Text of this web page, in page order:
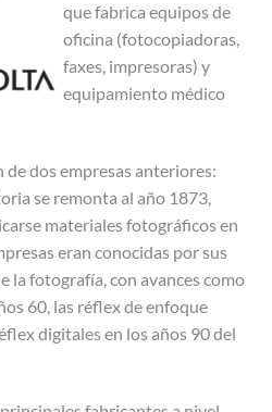
que fabrica equipos de
oficina (fotocopiadoras,
faxes, impresoras) y
equipamiento médico
dos empresas anteriores:
se remonta al año 1873,
materiales fotográficos en
eran conocidas por sus
la fotografía, con avances como
60, las réflex de enfoque
digitales en los años 90 del